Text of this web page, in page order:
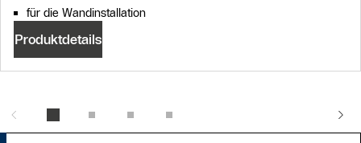
für die Wandinstallation
Produktdetails